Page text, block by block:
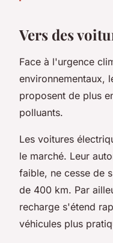
Vers des
Face à l'urgence
environnementaux,
proposent de plus
polluants.
Les voitures
le marché. Leur
faible, ne cesse de
de 400 km. Par
recharge s'étend
véhicules plus